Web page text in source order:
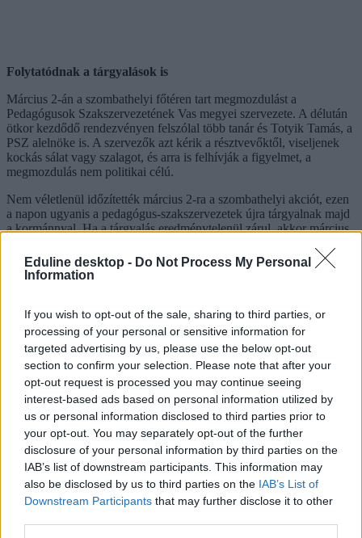
Eduline desktop - Do Not Process My Personal
Information
If you wish to opt-out of the sale, sharing to third parties, or
processing of your personal or sensitive information for
targeted advertising by us, please use the below opt-out
section to confirm your selection. Please note that after your
opt-out request is processed you may continue seeing
interest-based ads based on personal information utilized by
us or personal information disclosed to third parties prior to
your opt-out. You may separately opt-out of the further
disclosure of your personal information by third parties on the
IAB’s list of downstream participants. This information may
also be disclosed by us to third parties on the IAB’s List of
Downstream Participants that may further disclose it to other
Folytatódnak a tárgyalások is
Március 2-án a szombathelyi főtéren tart megmozdulást a
Pedagógusok Szakszervezetének Vas megyei szervezete. A délután
ötkor kezdődő rendezvényen felszólal több tanár és Totyik Tamás, a
PSZ alelnöke is. A szervezők azt kérik a résztvevőktől, viseljenek
kockás sálat vagy szalagot, és arra is felhívják a figyelmet, a
megmozdulás nem politikai célú.
Nem véletlenül időzítették március 2-ra a szombathelyi akciót, ezen
a napon ugyanis a pedagógus-szakszervezetek újra tárgyalnak majd
a kormánnyal. Ha a tárgyalás eredménytelenül zárul, akkor március
pedagógusok. Mindeközben a napokban alkotmányjogi panasszal
fordultak az Alkotmánybírósághoz a szakszervezetek.